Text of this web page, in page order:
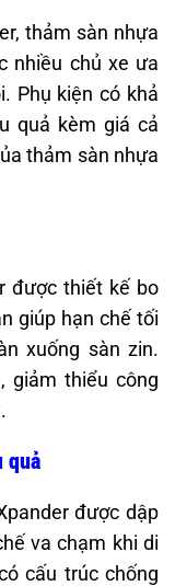
thảm sàn nhựa
nhiều chủ xe ưa
Phụ kiện có khả
quả kèm giá cả
thảm sàn nhựa
được thiết kế bo
giúp hạn chế tối
xuống sàn zin.
giảm thiểu công
quả
được dập
va chạm khi di
cấu trúc chống